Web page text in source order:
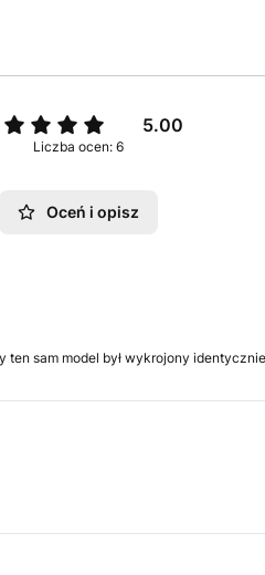
5.00
Liczba ocen: 6
Oceń i opisz
sam model był wykrojony